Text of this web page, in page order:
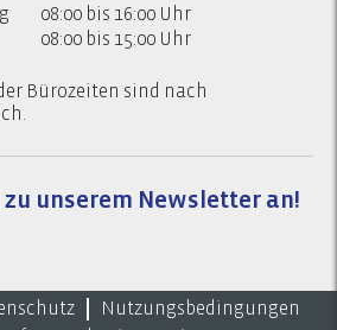
08:00 bis 16:00 Uhr
08:00 bis 15:00 Uhr
Bürozeiten sind nach
unserem Newsletter an!
Nutzungsbedingungen